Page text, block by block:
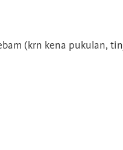
(krn kena pukulan,